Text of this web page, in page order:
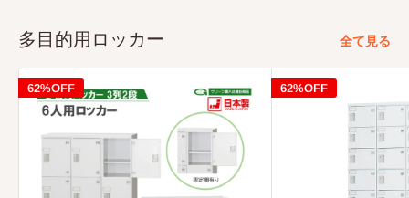
多目的用ロッカー 全て見る
62%OFF 62%OFF